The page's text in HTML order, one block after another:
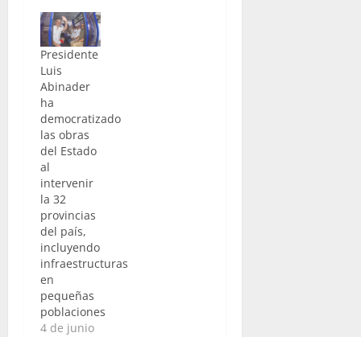
Presidente
Luis
Abinader
ha
democratizado
las obras
del Estado
al
intervenir
la 32
provincias
del país,
incluyendo
infraestructuras
en
pequeñas
poblaciones
4 de junio